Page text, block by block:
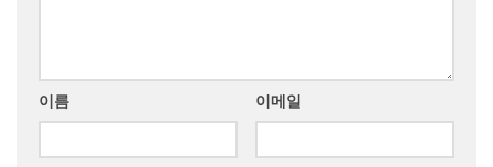
이름 이메일